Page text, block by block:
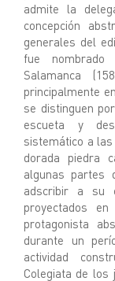
admite la
concepción
generales del
fue
Salamanca
principalmente
se distinguen
escueta y
sistemático a
dorada piedra
algunas partes
adscribir a su
proyectados
protagonista
durante un
actividad
Colegiata de los